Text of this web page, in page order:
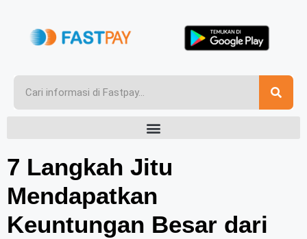
7 Langkah Jitu
Mendapatkan
Keuntungan Besar dari